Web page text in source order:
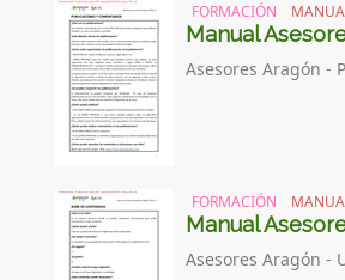
FORMACIÓN
Manual
Asesores Aragón -
FORMACIÓN
Manual
Asesores Aragón -